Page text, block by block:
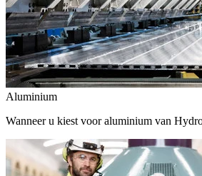
Aluminium
Wanneer u kiest voor aluminium van